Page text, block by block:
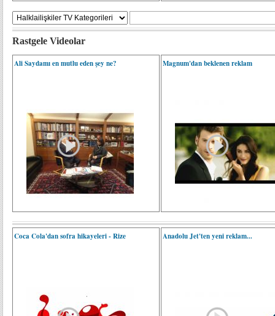
Rastgele Videolar
Ali Saydamı en mutlu eden şey ne? Magnum'dan beklenen reklam
Coca Cola'dan sofra hikayeleri - Rize Anadolu Jet'ten yeni reklam...